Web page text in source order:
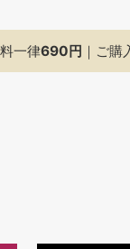
一律690円 ｜ご